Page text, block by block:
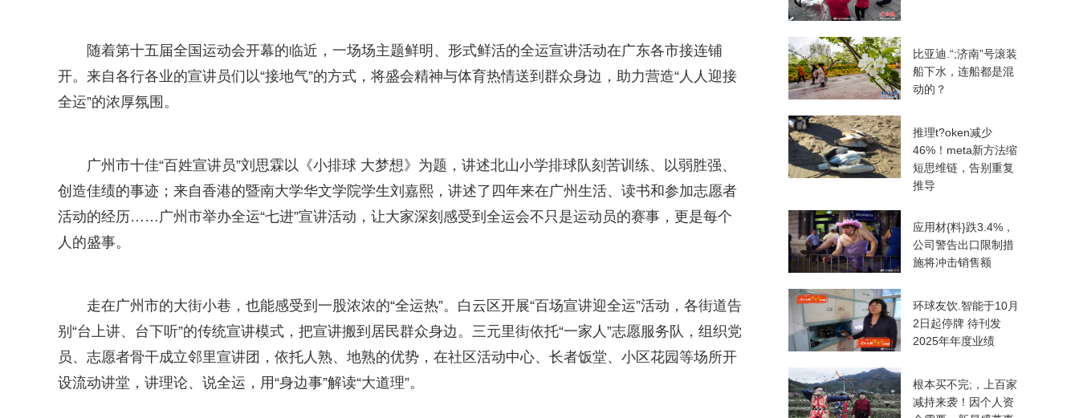
随着第十五届全国运动会开幕的临近，一场场主题鲜明、形式鲜活的全运宣讲活动在广东各市接连铺
开。来自各行各业的宣讲员们以“接地气”的方式，将盛会精神与体育热情送到群众身边，助力营造“人人迎接
全运”的浓厚氛围。
广州市十佳“百姓宣讲员”刘思霖以《小排球 大梦想》为题，讲述北山小学排球队刻苦训练、以弱胜强、
创造佳绩的事迹；来自香港的暨南大学华文学院学生刘嘉熙，讲述了四年来在广州生活、读书和参加志愿者
活动的经历……广州市举办全运“七进”宣讲活动，让大家深刻感受到全运会不只是运动员的赛事，更是每个
人的盛事。
走在广州市的大街小巷，也能感受到一股浓浓的“全运热”。白云区开展“百场宣讲迎全运”活动，各街道告
别“台上讲、台下听”的传统宣讲模式，把宣讲搬到居民群众身边。三元里街依托“一家人”志愿服务队，组织党
员、志愿者骨干成立邻里宣讲团，依托人熟、地熟的优势，在社区活动中心、长者饭堂、小区花园等场所开
设流动讲堂，讲理论、说全运，用“身边事”解读“大道理”。
比亚迪.“;济南”号滚装
船下水，连船都是混
动的？
推理t?oken减少
46%！meta新方法缩
短思维链，告别重复
推导
应用材{料}跌3.4%，
公司警告出口限制措
施将冲击销售额
环球友饮.智能于10月
2日起停牌 待刊发
2025年年度业绩
根本买不完;，上百家
减持来袭！因个人资